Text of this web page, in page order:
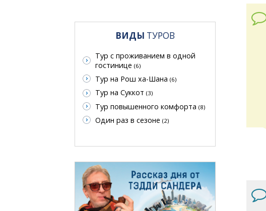
ВИДЫ ТУРОВ
Тур с проживанием в одной
гостинице (6)
Тур на Рош ха-Шана (6)
Тур на Суккот (3)
Тур повышенного комфорта (8)
Один раз в сезоне (2)